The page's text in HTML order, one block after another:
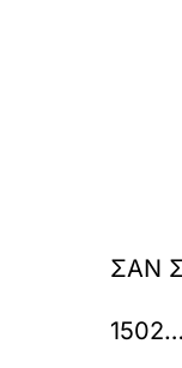
ΣΑΝ